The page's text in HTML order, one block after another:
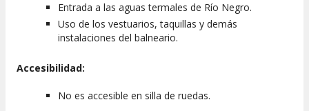
Entrada a las aguas termales de Río Negro.
Uso de los vestuarios, taquillas y demás
instalaciones del balneario.
Accesibilidad:
No es accesible en silla de ruedas.